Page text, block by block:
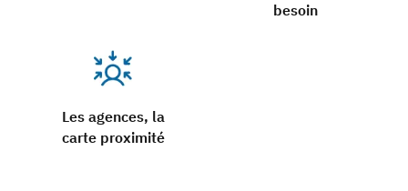
besoin
Les agences, la
carte proximité